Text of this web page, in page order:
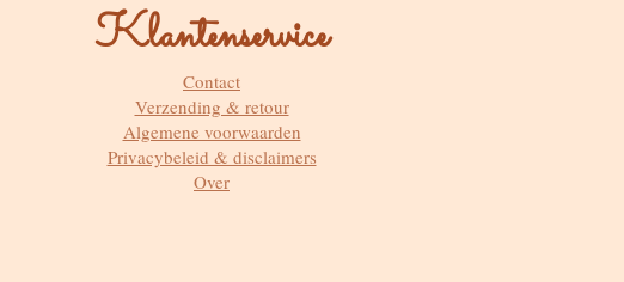
Klantenservice
Contact
Verzending & retour
Algemene voorwaarden
Privacybeleid & disclaimers
Over